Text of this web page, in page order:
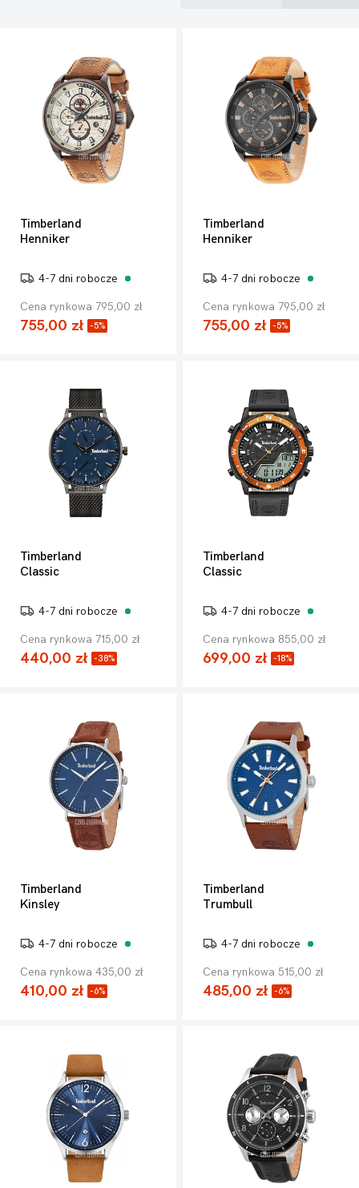
Timberland
Henniker
4-7 dni robocze
Cena rynkowa 795,00 zł
755,00 zł -5%
Timberland
Henniker
4-7 dni robocze
Cena rynkowa 795,00 zł
755,00 zł -5%
Timberland
Classic
4-7 dni robocze
Cena rynkowa 715,00 zł
440,00 zł -38%
Timberland
Classic
4-7 dni robocze
Cena rynkowa 855,00 zł
699,00 zł -18%
Timberland
Kinsley
4-7 dni robocze
Cena rynkowa 435,00 zł
410,00 zł -6%
Timberland
Trumbull
4-7 dni robocze
Cena rynkowa 515,00 zł
485,00 zł -6%